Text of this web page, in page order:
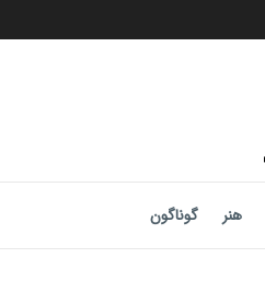
هنر گوناگون